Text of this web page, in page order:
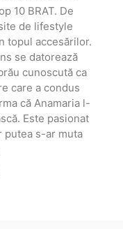
10 BRAT. De
de lifestyle
topul accesărilor.
se datorează
cunoscută ca
care a condus
că Anamaria l-
Este pasionat
putea s-ar muta